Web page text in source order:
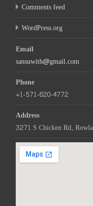
Comments feed
WordPress.org
Email
sansuwith@gmail.com
Phone
+1-571-620-4772
Address
3271 S Chicken Rd,